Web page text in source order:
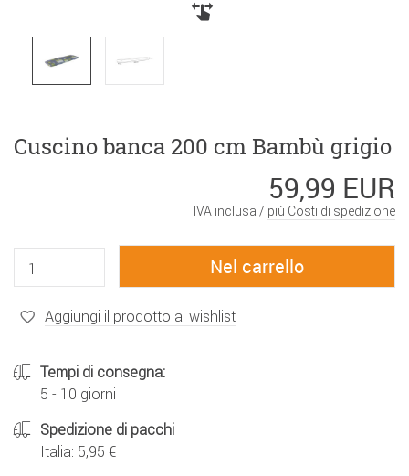
Cuscino banca 200 cm Bambù grigio
59,99 EUR
IVA inclusa / più Costi di spedizione
Aggiungi il prodotto al wishlist
Tempi di consegna:
5 - 10 giorni
Spedizione di pacchi
Italia: 5,95 €